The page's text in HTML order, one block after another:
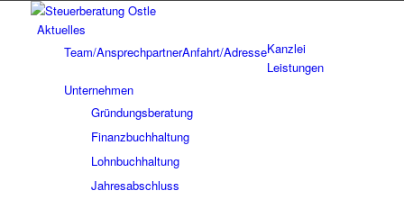
Aktuelles
Kanzlei
Team/AnsprechpartnerAnfahrt/Adresse
Leistungen
Unternehmen
Gründungsberatung
Finanzbuchhaltung
Lohnbuchhaltung
Jahresabschluss